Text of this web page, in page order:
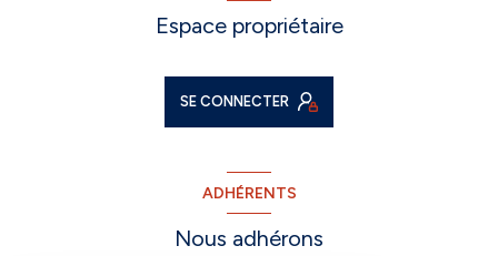
Espace propriétaire
SE CONNECTER
ADHÉRENTS
Nous adhérons